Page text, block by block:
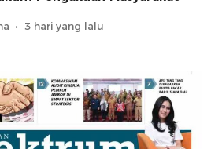
3 hari yang lalu